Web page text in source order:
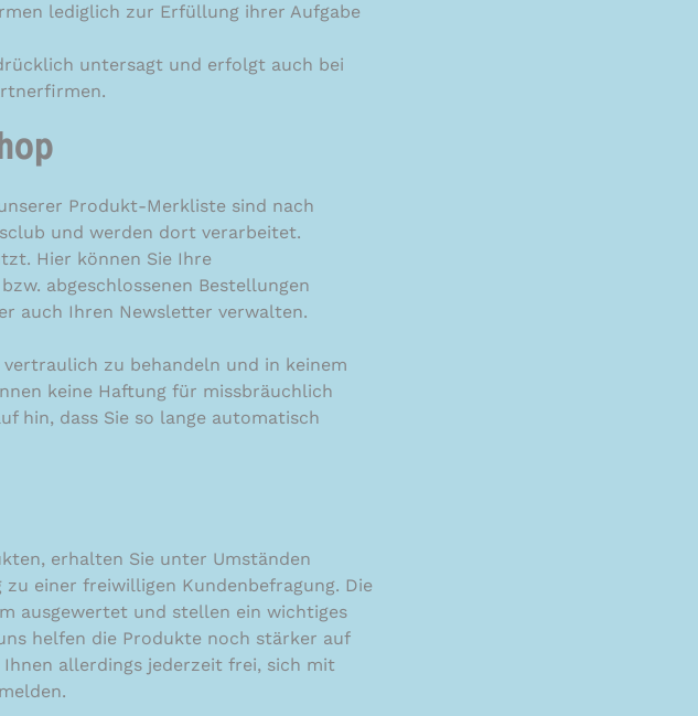
lediglich zur Erfüllung ihrer Aufgabe
untersagt und erfolgt auch bei
Produkt-Merkliste sind nach
und werden dort verarbeitet.
Hier können Sie Ihre
abgeschlossenen Bestellungen
auch Ihren Newsletter verwalten.
zu behandeln und in keinem
keine Haftung für missbräuchlich
hin, dass Sie so lange automatisch
erhalten Sie unter Umständen
einer freiwilligen Kundenbefragung. Die
ausgewertet und stellen ein wichtiges
helfen die Produkte noch stärker auf
allerdings jederzeit frei, sich mit